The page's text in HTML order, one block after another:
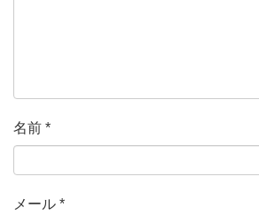
名前 *
メール *